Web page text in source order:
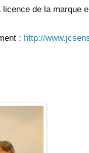
de la marque
: http://